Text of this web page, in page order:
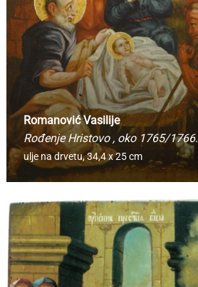
Romanović Vasilije
Rođenje Hristovo , oko 1765/1766.
ulje na drvetu,34,4 x 25 cm